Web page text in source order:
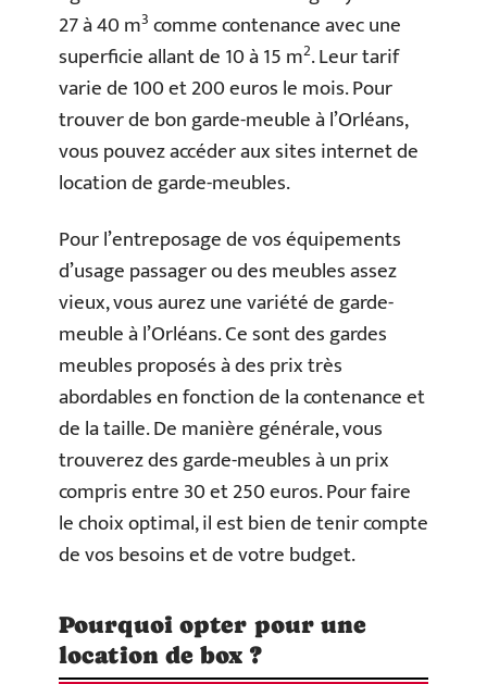
27 à 40 m3 comme contenance avec une
superficie allant de 10 à 15 m2. Leur tarif
varie de 100 et 200 euros le mois. Pour
trouver de bon garde-meuble à l’Orléans,
vous pouvez accéder aux sites internet de
location de garde-meubles.
Pour l’entreposage de vos équipements
d’usage passager ou des meubles assez
vieux, vous aurez une variété de garde-
meuble à l’Orléans. Ce sont des gardes
meubles proposés à des prix très
abordables en fonction de la contenance et
de la taille. De manière générale, vous
trouverez des garde-meubles à un prix
compris entre 30 et 250 euros. Pour faire
le choix optimal, il est bien de tenir compte
de vos besoins et de votre budget.
Pourquoi opter pour une
location de box ?